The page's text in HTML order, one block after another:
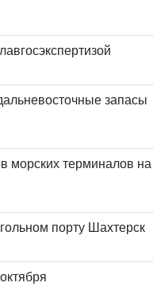
запасы
морских терминалов на
порту Шахтерск